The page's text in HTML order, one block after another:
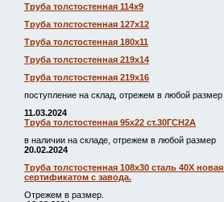
Труба толстостенная 114х9
Труба толстостенная 127х12
Труба толстостенная 180х11
Труба толстостенная 219х14
Труба толстостенная 219х16
поступление на склад, отрежем в любой размер
11.03.2024
Труба толстостенная 95х22 ст.30ГСН2А
в наличии на складе, отрежем в любой размер
20.02.2024
Труба толстостенная 108х30 сталь 40Х
сертификатом с завода.
Отрежем в размер.